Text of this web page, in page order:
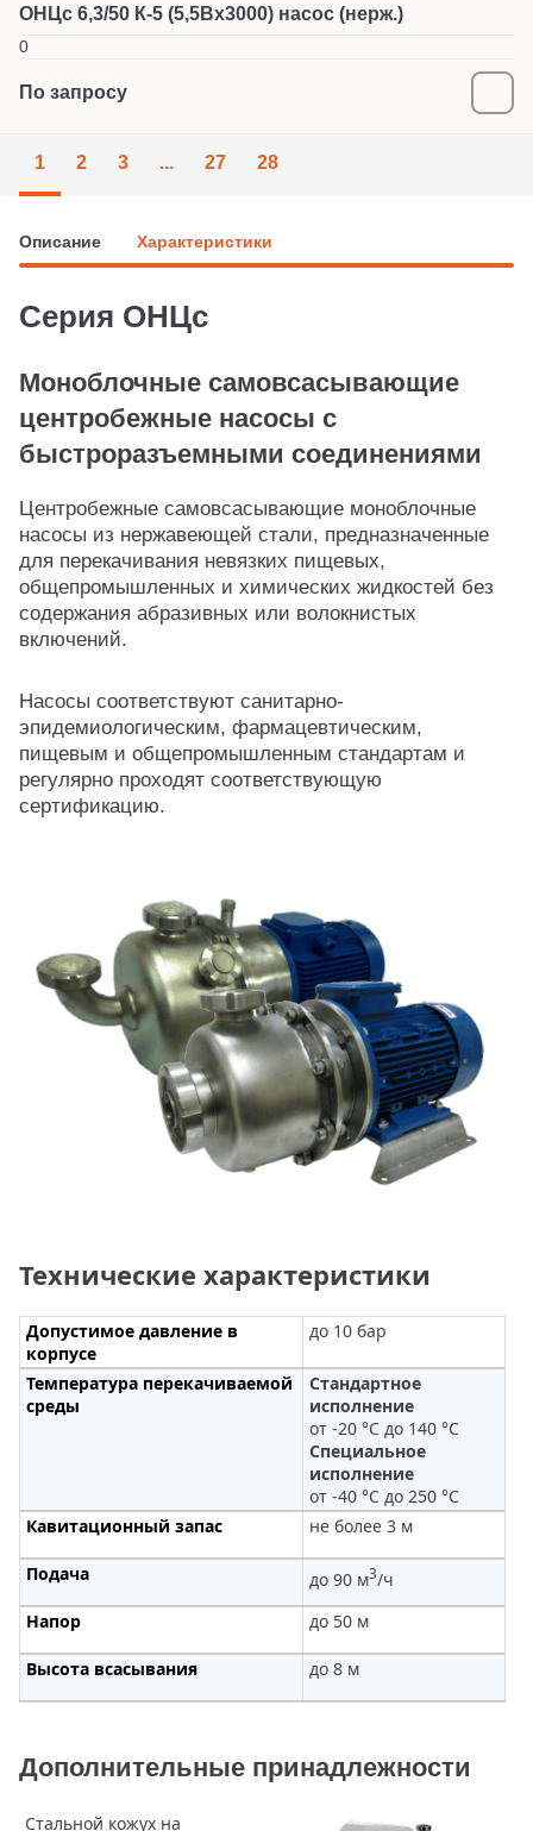
ОНЦс 6,3/50 К-5 (5,5Вх3000) насос (нерж.)
0
По запросу
1 2 3 ... 27 28
Описание Характеристики
Серия ОНЦс
Моноблочные самовсасывающие
центробежные насосы с
быстроразъемными соединениями
Центробежные самовсасывающие моноблочные
насосы из нержавеющей стали, предназначенные
для перекачивания невязких пищевых,
общепромышленных и химических жидкостей без
содержания абразивных или волокнистых
включений.
Насосы соответствуют санитарно-
эпидемиологическим, фармацевтическим,
пищевым и общепромышленным стандартам и
регулярно проходят соответствующую
сертификацию.
Технические характеристики
Допустимое давление в
корпусе
до 10 бар
Температура перекачиваемой
среды
Стандартное
исполнение
от -20 °С до 140 °С
Специальное
исполнение
от -40 °С до 250 °С
Кавитационный запас
не более 3 м
Подача до 90 м3/ч
Напор
до 50 м
Высота всасывания до 8 м
Дополнительные принадлежности
Стальной кожух на